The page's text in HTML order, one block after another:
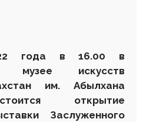
года в 16.00 в
музее искусств
им. Абылхана
открытие
Заслуженного